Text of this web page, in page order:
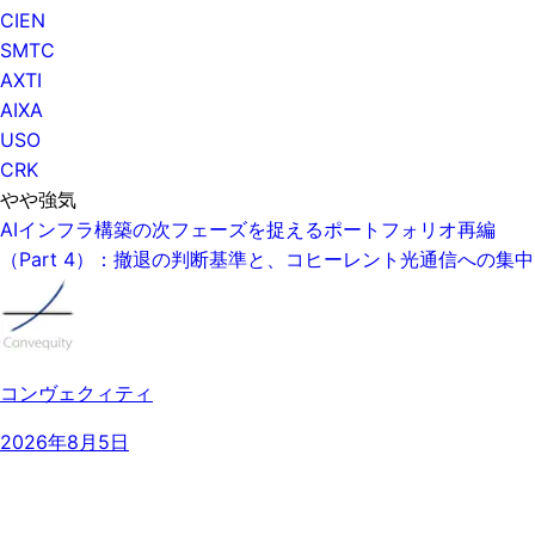
CIEN
SMTC
AXTI
AIXA
USO
CRK
やや強気
AIインフラ構築の次フェーズを捉えるポートフォリオ再編
（Part 4）：撤退の判断基準と、コヒーレント光通信への集中
コンヴェクィティ
2026年8月5日